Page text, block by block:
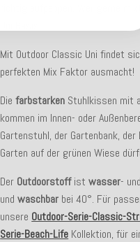
richtig aufpeppen. Wer gerne
Mit Outdoor Classic Uni findet
perfekten Mix Faktor ausmacht!
Die farbstarken Stuhlkissen mit
kommen im Innen- oder
Gartenstuhl, der Gartenbank,
Garten auf der grünen Wiese
Der Outdoorstoffistwasser- und
undwaschbar bei 40°. Für
unsere Outdoor-Serie-Classic-
Serie-Beach-Life Kollektion, für